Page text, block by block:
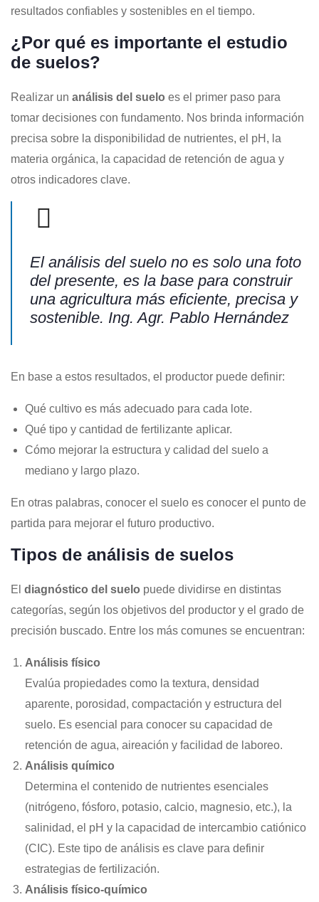
resultados confiables y sostenibles en el tiempo.
¿Por qué es importante el estudio
de suelos?
Realizar un análisis del suelo es el primer paso para
tomar decisiones con fundamento. Nos brinda información
precisa sobre la disponibilidad de nutrientes, el pH, la
materia orgánica, la capacidad de retención de agua y
otros indicadores clave.
El análisis del suelo no es solo una foto
del presente, es la base para construir
una agricultura más eficiente, precisa y
sostenible. Ing. Agr. Pablo Hernández
En base a estos resultados, el productor puede definir:
Qué cultivo es más adecuado para cada lote.
Qué tipo y cantidad de fertilizante aplicar.
Cómo mejorar la estructura y calidad del suelo a
mediano y largo plazo.
En otras palabras, conocer el suelo es conocer el punto de
partida para mejorar el futuro productivo.
Tipos de análisis de suelos
El diagnóstico del suelo puede dividirse en distintas
categorías, según los objetivos del productor y el grado de
precisión buscado. Entre los más comunes se encuentran:
Análisis físico
Evalúa propiedades como la textura, densidad
aparente, porosidad, compactación y estructura del
suelo. Es esencial para conocer su capacidad de
retención de agua, aireación y facilidad de laboreo.
Análisis químico
Determina el contenido de nutrientes esenciales
(nitrógeno, fósforo, potasio, calcio, magnesio, etc.), la
salinidad, el pH y la capacidad de intercambio catiónico
(CIC). Este tipo de análisis es clave para definir
estrategias de fertilización.
Análisis físico-químico